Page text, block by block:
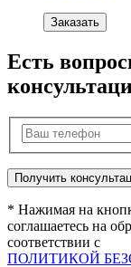
Заказать
Есть
* Нажимая на
соглашаетесь на
соответствии с
ПОЛИТИКОЙ